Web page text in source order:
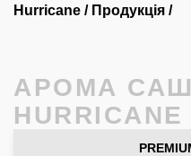
Hurricane / Продукція /
АРОМА
HURRICANE